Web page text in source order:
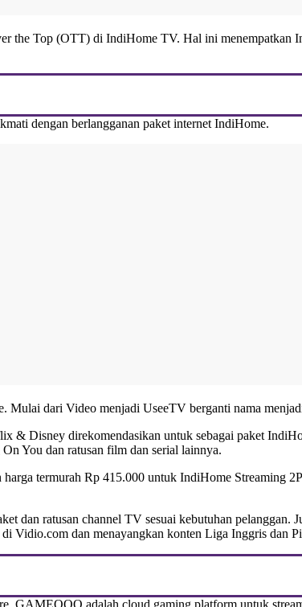
the Top (OTT) di IndiHome TV. Hal ini menempatkan
dengan berlangganan paket internet IndiHome.
Mulai dari Video menjadi UseeTV berganti nama
& Disney direkomendasikan untuk sebagai paket
You dan ratusan film dan serial lainnya.
termurah Rp 415.000 untuk IndiHome Streaming
dan ratusan channel TV sesuai kebutuhan pelanggan.
Vidio.com dan menayangkan konten Liga Inggris dan
GAMEQOO adalah cloud gaming platform untuk